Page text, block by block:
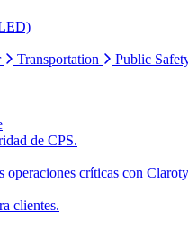
Transportation Public
de CPS.
operaciones críticas con
clientes.